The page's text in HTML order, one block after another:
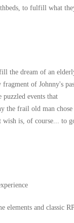
to fulfill what
the dream of an
fragment of Johnny's
puzzled events that
the frail old man chose
wish is, of course... to
elements and classic